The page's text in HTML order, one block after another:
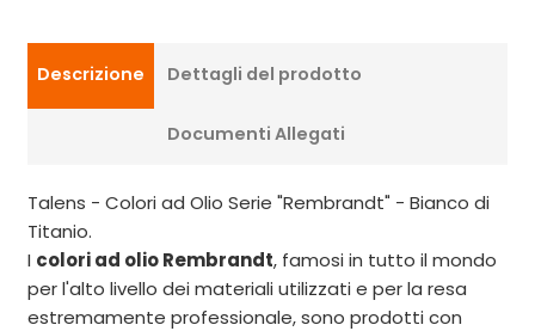
Descrizione Dettagli del prodotto
Documenti Allegati
Talens - Colori ad Olio Serie "Rembrandt" - Bianco di
Titanio.
I colori ad olio Rembrandt, famosi in tutto il mondo
per l'alto livello dei materiali utilizzati e per la resa
estremamente professionale, sono prodotti con